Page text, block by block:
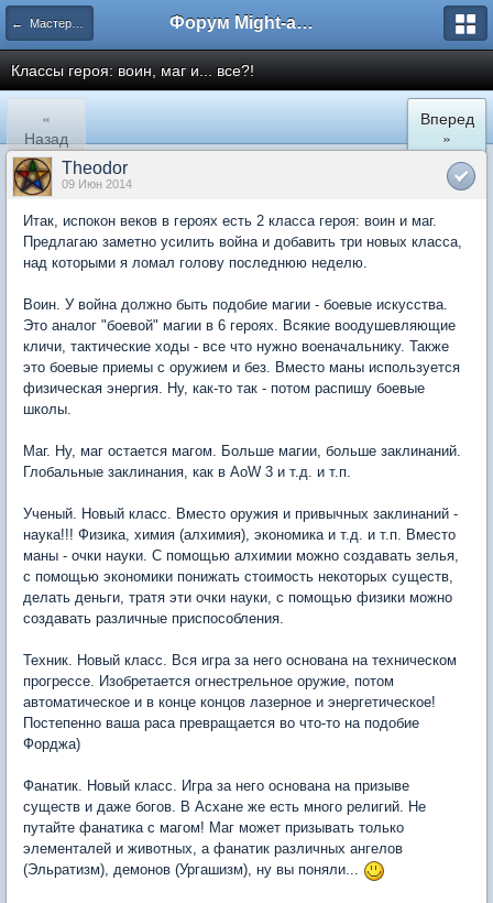
← Мастерская идей для Heroes 7 Форум Might-and-Magic.ru
Классы героя: воин, маг и... все?!
«
Назад
Вперед
»
Theodor
09 Июн 2014
Итак, испокон веков в героях есть 2 класса героя: воин и маг.
Предлагаю заметно усилить война и добавить три новых класса,
над которыми я ломал голову последнюю неделю.
Воин. У война должно быть подобие магии - боевые искусства.
Это аналог "боевой" магии в 6 героях. Всякие воодушевляющие
кличи, тактические ходы - все что нужно военачальнику. Также
это боевые приемы с оружием и без. Вместо маны используется
физическая энергия. Ну, как-то так - потом распишу боевые
школы.
Маг. Ну, маг остается магом. Больше магии, больше заклинаний.
Глобальные заклинания, как в AoW 3 и т.д. и т.п.
Ученый. Новый класс. Вместо оружия и привычных заклинаний -
наука!!! Физика, химия (алхимия), экономика и т.д. и т.п. Вместо
маны - очки науки. С помощью алхимии можно создавать зелья,
с помощью экономики понижать стоимость некоторых существ,
делать деньги, тратя эти очки науки, с помощью физики можно
создавать различные приспособления.
Техник. Новый класс. Вся игра за него основана на техническом
прогрессе. Изобретается огнестрельное оружие, потом
автоматическое и в конце концов лазерное и энергетическое!
Постепенно ваша раса превращается во что-то на подобие
Форджа)
Фанатик. Новый класс. Игра за него основана на призыве
существ и даже богов. В Асхане же есть много религий. Не
путайте фанатика с магом! Маг может призывать только
элементалей и животных, а фанатик различных ангелов
(Эльратизм), демонов (Ургашизм), ну вы поняли...